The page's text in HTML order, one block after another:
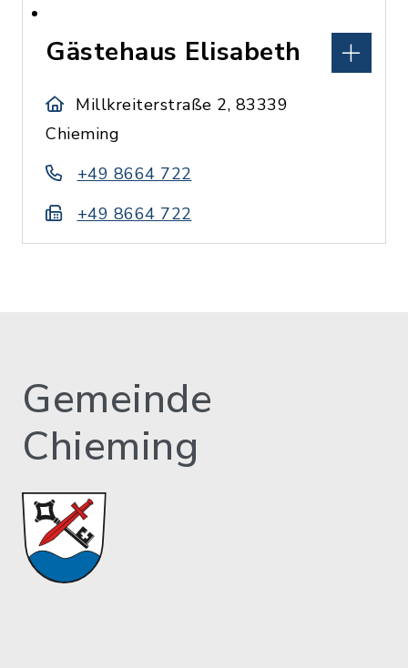
Gästehaus Elisabeth
Millkreiterstraße 2, 83339
Chieming
+49 8664 722
+49 8664 722
Gemeinde
Chieming